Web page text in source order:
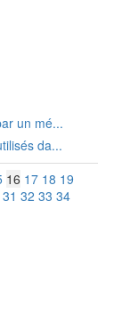
un mé...
da...
16 17 18 19
31 32 33 34